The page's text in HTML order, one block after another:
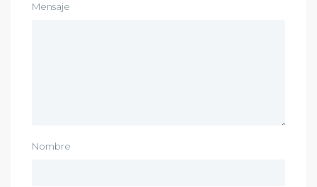
Mensaje
Nombre